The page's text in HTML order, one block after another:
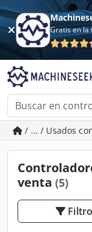
/ ... / Usados
venta (5)
Filtro